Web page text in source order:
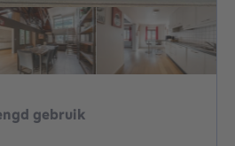
gebruik